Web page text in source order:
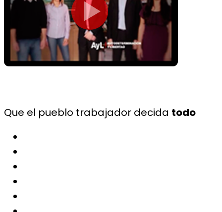
Que el pueblo trabajador decida todo